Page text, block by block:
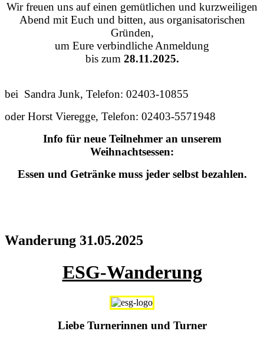
Wir freuen uns auf einen gemütlichen und kurzweiligen
Abend mit Euch und bitten, aus organisatorischen
Gründen,
um Eure verbindliche Anmeldung
bis zum28.11.2025.
bei Sandra Junk, Telefon: 02403-10855
oder Horst Vieregge, Telefon: 02403-5571948
Info für neue Teilnehmer an unserem
Weihnachtsessen:
Essen und Getränke muss jeder selbst bezahlen.
Wanderung 31.05.2025
ESG-Wanderung
Liebe Turnerinnen und Turner